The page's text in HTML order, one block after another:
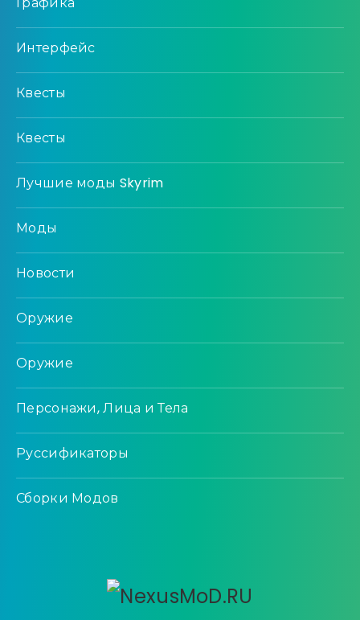
Интерфейс
Квесты
Квесты
Лучшие моды Skyrim
Моды
Новости
Оружие
Оружие
Персонажи, Лица и Тела
Руссификаторы
Сборки Модов